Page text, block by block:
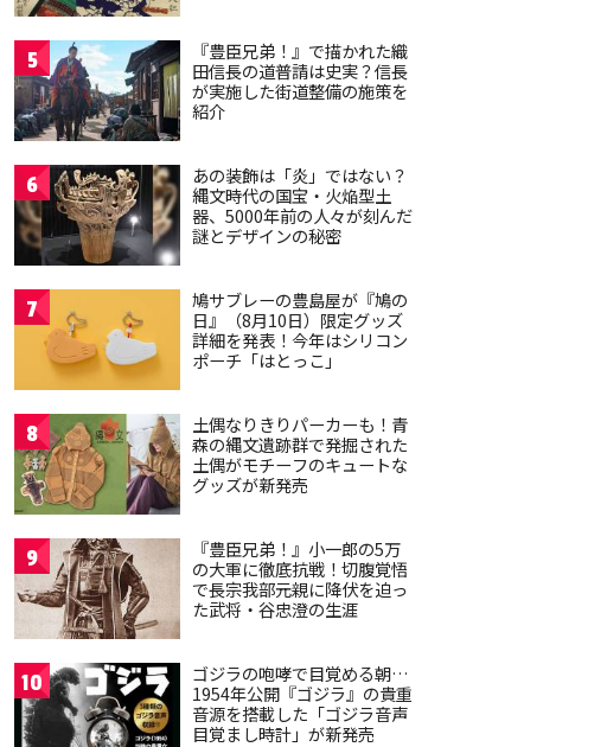
5
『豊臣兄弟！』で描かれた織
田信長の道普請は史実？信長
が実施した街道整備の施策を
紹介
6
あの装飾は「炎」ではない？
縄文時代の国宝・火焔型土
器、5000年前の人々が刻んだ
謎とデザインの秘密
7
鳩サブレーの豊島屋が『鳩の
日』（8月10日）限定グッズ
詳細を発表！今年はシリコン
ポーチ「はとっこ」
8
土偶なりきりパーカーも！青
森の縄文遺跡群で発掘された
土偶がモチーフのキュートな
グッズが新発売
9
『豊臣兄弟！』小一郎の5万
の大軍に徹底抗戦！切腹覚悟
で長宗我部元親に降伏を迫っ
た武将・谷忠澄の生涯
10
ゴジラの咆哮で目覚める朝…
1954年公開『ゴジラ』の貴重
音源を搭載した「ゴジラ音声
目覚まし時計」が新発売